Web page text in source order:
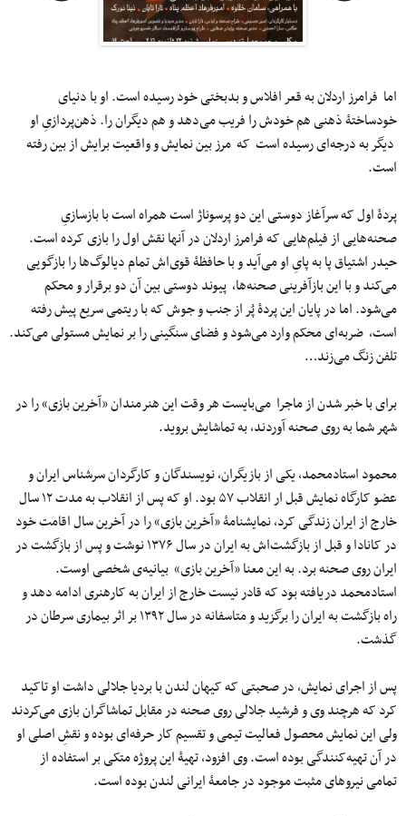
اما فرامرز اردلان به قعر افلاس و بدبختی خود رسیده است. او با دنیای
خودساختۀ ذهنی هم خودش را فریب می‌دهد و هم دیگران را. ذهن‌پردازیِ او
دیگر به درجه‌ای رسیده است که مرز بین نمایش و واقعیت برایش از بین رفته
است.
پردۀ اول که سرآغاز دوستی این دو پرسوناژ است همراه است با بازسازیِ
صحنه‌هایی از فیلم‌هایی که فرامرز اردلان در آنها نقش اول را بازی کرده است.
حیدر اشتیاق پا به پایِ او می‌آید و با حافظۀ قوی‌اش تمام دیالوگ‌ها را بازگویی
می‌کند و با این باز‌آفرینی‌ صحنه‌ها، پیوند دوستی بین آن دو برقرار و محکم
می‌شود. اما در پایان این پردۀ پُر از جنب و جوش که با ریتمی‌ سریع پیش رفته
است، ضربه‌ای محکم وارد می‌شود و فضای سنگینی را بر نمایش مستولی می‌کند.
تلفن زنگ می‌زند…
برای با خبر شدن از ماجرا می‌بایست هر وقت این هنرمندان «آخرین بازی» را در
شهر شما به روی صحنه آوردند، به تماشایش بروید.
محمود استادمحمد، یکی از بازیگران، نویسندگان و کارگردان سرشناس ایران و
عضو کارگاه نمایش قبل ار انقلاب ۵۷ بود. او که پس از انقلاب به مدت ۱۲ سال
خارج از ایران زندگی کرد، نمایشنامۀ «آخرین بازی» را در آخرین سال اقامت خود
در کانادا و قبل از بازگشت‌اش به ایران در سال ۱۳۷۶ نوشت و پس از بازگشت در
ایران روی صحنه برد. به این معنا «آخرین بازی» بیانیه‌ی شخصی اوست.
استادمحمد دریافته بود که قادر نیست خارج از ایران به کارهنری ادامه دهد و
راه بازگشت به ایران را برگزید و متاسفانه در سال ۱۳۹۲ بر اثر بیماری سرطان در
گذشت.
پس از اجرای نمایش، در صحبتی که کیهان لندن با بردیا جلالی داشت او تاکید
‌کرد که هرچند وی و فرشید جلالی روی صحنه در مقابل تماشاگران بازی می‌کردند
ولی این نمایش محصول فعالیت تیمی ‌و تقسیم کار حرفه‌ای بوده و نقشِ اصلی او
در آن تهیه‌کنندگی بوده است. وی افزود، تهیۀ این پروژه متکی بر استفاده از
تمامی ‌نیروهای مثبت موجود در جامعۀ ایرانی لندن بوده است.